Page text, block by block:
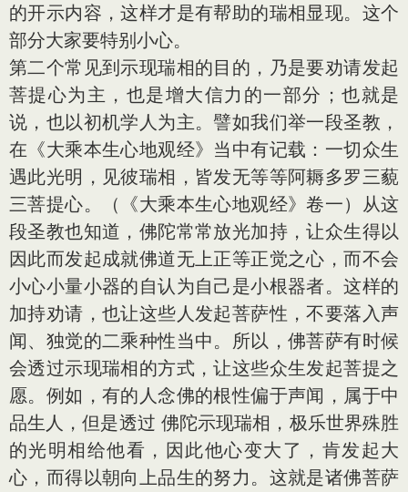
的开示内容，这样才是有帮助的瑞相显现。这个
部分大家要特别小心。
第二个常见到示现瑞相的目的，乃是要劝请发起
菩提心为主，也是增大信力的一部分；也就是
说，也以初机学人为主。譬如我们举一段圣教，
在《大乘本生心地观经》当中有记载：一切众生
遇此光明，见彼瑞相，皆发无等等阿耨多罗三藐
三菩提心。（《大乘本生心地观经》卷一）从这
段圣教也知道，佛陀常常放光加持，让众生得以
因此而发起成就佛道无上正等正觉之心，而不会
小心小量小器的自认为自己是小根器者。这样的
加持劝请，也让这些人发起菩萨性，不要落入声
闻、独觉的二乘种性当中。所以，佛菩萨有时候
会透过示现瑞相的方式，让这些众生发起菩提之
愿。例如，有的人念佛的根性偏于声闻，属于中
品生人，但是透过 佛陀示现瑞相，极乐世界殊胜
的光明相给他看，因此他心变大了，肯发起大
心，而得以朝向上品生的努力。这就是诸佛菩萨